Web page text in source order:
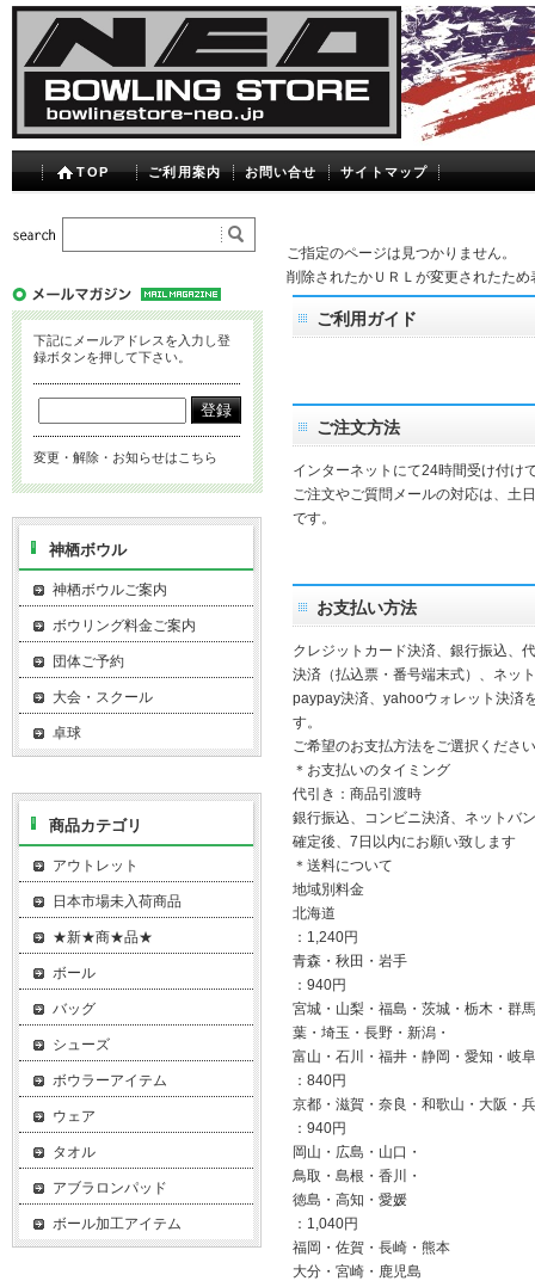
TOP ご利用案内 お問い合せ サイトマップ
ご指定のページは見つかりません。
削除されたかＵＲＬが変更されたた
ご利用ガイド
ご注文方法
インターネットにて24時間受け付け
ご注文やご質問メールの対応は、土
です。
お支払い方法
クレジットカード決済、銀行振込、
決済（払込票・番号端末式）、ネッ
paypay決済、yahooウォレット決済
す。
ご希望のお支払方法をご選択くださ
＊お支払いのタイミング
代引き：商品引渡時
銀行振込、コンビニ決済、ネットバ
確定後、7日以内にお願い致します
＊送料について
地域別料金
北海道
：1,240円
青森・秋田・岩手
：940円
宮城・山梨・福島・茨城・栃木・群
葉・埼玉・長野・新潟・
富山・石川・福井・静岡・愛知・岐
：840円
京都・滋賀・奈良・和歌山・大阪・
：940円
岡山・広島・山口・
鳥取・島根・香川・
徳島・高知・愛媛
：1,040円
福岡・佐賀・長崎・熊本
大分・宮崎・鹿児島
下記にメールアドレスを入力し登
録ボタンを押して下さい。
変更・解除・お知らせはこちら
神栖ボウル
神栖ボウルご案内
ボウリング料金ご案内
団体ご予約
大会・スクール
卓球
商品カテゴリ
アウトレット
日本市場未入荷商品
★新★商★品★
ボール
バッグ
シューズ
ボウラーアイテム
ウェア
タオル
アブラロンパッド
ボール加工アイテム